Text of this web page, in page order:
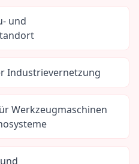
und
Industrievernetzung
Werkzeugmaschinen